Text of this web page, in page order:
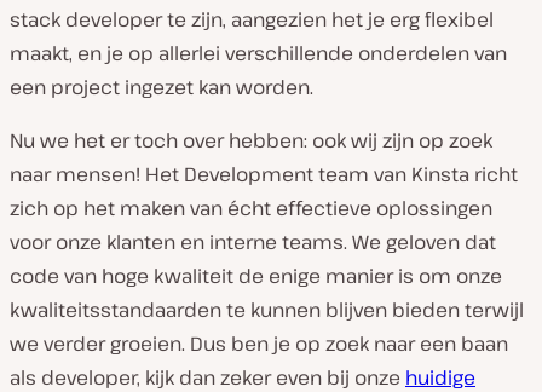
stack developer te zijn, aangezien het je erg flexibel
maakt, en je op allerlei verschillende onderdelen van
een project ingezet kan worden.
Nu we het er toch over hebben: ook wij zijn op zoek
naar mensen! Het Development team van Kinsta richt
zich op het maken van écht effectieve oplossingen
voor onze klanten en interne teams. We geloven dat
code van hoge kwaliteit de enige manier is om onze
kwaliteitsstandaarden te kunnen blijven bieden terwijl
we verder groeien. Dus ben je op zoek naar een baan
als developer, kijk dan zeker even bij onze huidige